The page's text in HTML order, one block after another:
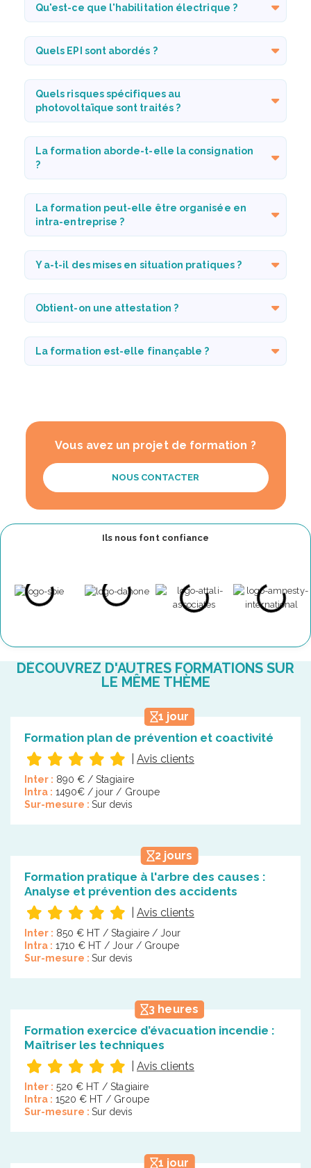
Qu'est-ce que l'habilitation électrique ?
Quels EPI sont abordés ?
Quels risques spécifiques au
photovoltaïque sont traités ?
La formation aborde-t-elle la consignation
?
La formation peut-elle être organisée en
intra-entreprise ?
Y a-t-il des mises en situation pratiques ?
Obtient-on une attestation ?
La formation est-elle finançable ?
Vous avez un projet de formation ?
NOUS CONTACTER
Ils nous font confiance
DÉCOUVREZ D'AUTRES FORMATIONS SUR
LE MÊME THÈME
1 jour
Formation plan de prévention et coactivité
Avis clients
Inter : 890 € / Stagiaire
Intra : 1490€ / jour / Groupe
Sur-mesure : Sur devis
2 jours
Formation pratique à l'arbre des causes :
Analyse et prévention des accidents
Avis clients
Inter : 850 € HT / Stagiaire / Jour
Intra : 1710 € HT / Jour / Groupe
Sur-mesure : Sur devis
3 heures
Formation exercice d’évacuation incendie :
Maîtriser les techniques
Avis clients
Inter : 520 € HT / Stagiaire
Intra : 1520 € HT / Groupe
Sur-mesure : Sur devis
1 jour